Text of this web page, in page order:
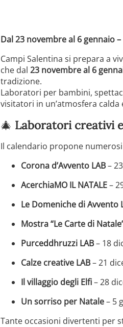
Dal 23 novembre al 6 gennaio
Campi Salentina si prepara a
che dal 23 novembre al 6
tradizione.
Laboratori per bambini,
visitatori in un’atmosfera calda
🎄 Laboratori creativi
Il calendario propone numerosi
Corona d’Avvento LAB–
AcerchiaMO IL NATALE–
Le Domeniche di Avvento
Mostra “Le Carte di
Purceddhruzzi LAB– 18
Calze creative LAB– 21
Il villaggio degli Elfi– 28
Un sorriso per Natale– 5
Tante occasioni divertenti per